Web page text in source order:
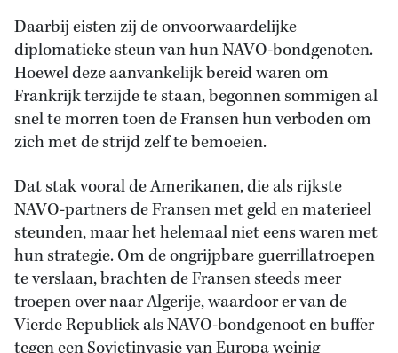
Daarbij eisten zij de onvoorwaardelijke
diplomatieke steun van hun NAVO-bondgenoten.
Hoewel deze aanvankelijk bereid waren om
Frankrijk terzijde te staan, begonnen sommigen al
snel te morren toen de Fransen hun verboden om
zich met de strijd zelf te bemoeien.
Dat stak vooral de Amerikanen, die als rijkste
NAVO-partners de Fransen met geld en materieel
steunden, maar het helemaal niet eens waren met
hun strategie. Om de ongrijpbare guerrillatroepen
te verslaan, brachten de Fransen steeds meer
troepen over naar Algerije, waardoor er van de
Vierde Republiek als NAVO-bondgenoot en buffer